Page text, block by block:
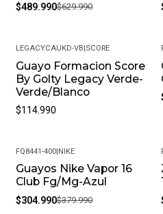
$489.990$629.990
LEGACYCAUKD-VB|SCORE
Guayo Formacion Score
By Golty Legacy Verde-
Verde/Blanco
$114.990
-20%
FQ8441-400|NIKE
Guayos Nike Vapor 16
Club Fg/Mg-Azul
$304.990$379.990